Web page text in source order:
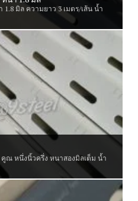
1.8 มิล ความยาว 3 เมตร/เส้น น้ำ
ณ หนึ่งนิ้วครึ่ง หนาสองมิลเต็ม น้ำ